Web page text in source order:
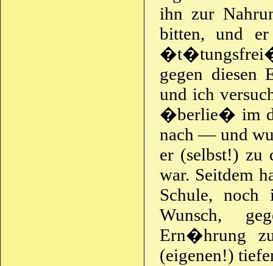
ihn zur
bitten, und er
gegen diesen
und ich
�berlie� im
nach — und
er (selbst!) zu
war. Seitdem
Schule, noch
Wunsch,
Ern�hrung
(eigenen!)